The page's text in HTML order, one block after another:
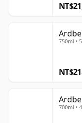
750ml •
700ml •